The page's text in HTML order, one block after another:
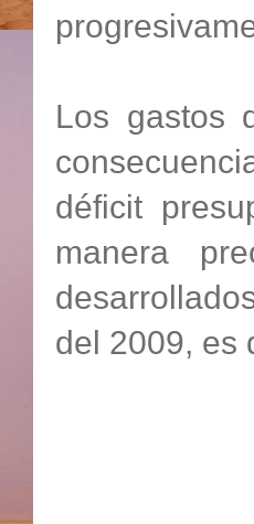
Los gastos
déficit
manera
del 2009, es